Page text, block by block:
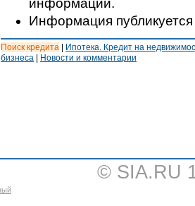
информации.
Информация
Поиск кредита
Ипотека. Кредит на
бизнеса
Новости и комментарии
© SIA.RU